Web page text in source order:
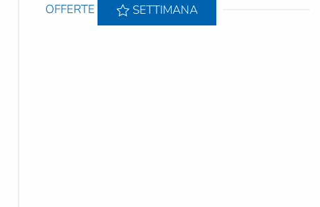
OFFERTE SETTIMANA